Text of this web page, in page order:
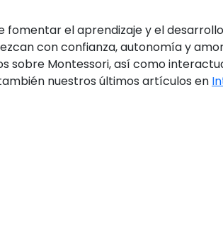
el aprendizaje y el
con confianza, autonomía y
Montessori, así como
nuestros últimos artículos en